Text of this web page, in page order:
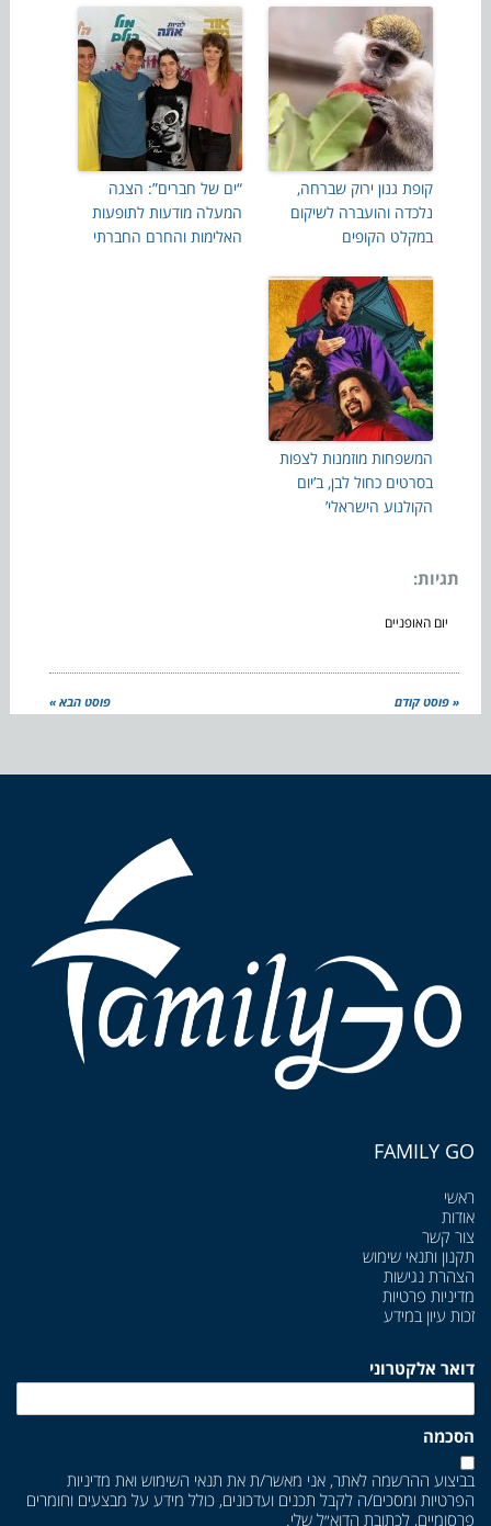
קופת גנון ירוק שברחה,
נלכדה והועברה לשיקום
במקלט הקופים
“ים של חברים”: הצגה
המעלה מודעות לתופעות
האלימות והחרם החברתי
המשפחות מוזמנות לצפות
בסרטים כחול לבן, ב’יום
הקולנוע הישראלי’
תגיות:
יום האופניים
« פוסט קודם פוסט הבא »
FAMILY GO
ראשי
אודות
צור קשר
תקנון ותנאי שימוש
הצהרת נגישות
מדיניות פרטיות
זכות עיון במידע
דואר אלקטרוני
הסכמה
בביצוע ההרשמה לאתר, אני מאשר/ת את תנאי השימוש ואת מדיניות
הפרטיות ומסכים/ה לקבל תכנים ועדכונים, כולל מידע על מבצעים וחומרים
פרסומיים, לכתובת הדוא״ל שלי.